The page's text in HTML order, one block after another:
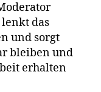
das
und sorgt
bleiben und
erhalten